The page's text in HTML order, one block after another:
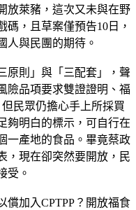
放萊豬，這次又未與在野
碼，且草案僅預告10日，
人與民團的期待。
原則」與「三配套」，聲
險品項要求雙證證明、福
民眾仍擔心手上所採買
夠明白的標示，可自行在
一產地的食品。畢竟蔡政
，現在卻突然要開放，民
受。
償加入CPTPP？開放福食